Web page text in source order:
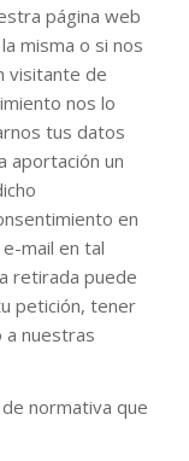
página web
misma o si nos
visitante de
nos lo
tus datos
aportación un
en
mail en tal
retirada puede
petición, tener
a nuestras
normativa que